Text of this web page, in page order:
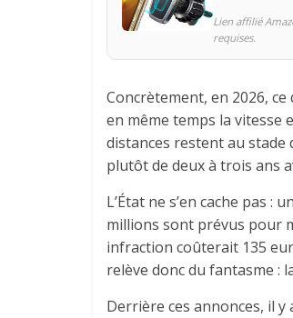
Lien affilié
requises.
Concrètement, en 2026, ce
en même temps la vitesse
distances restent au stade
plutôt de deux à trois ans
L’État ne s’en cache pas :
millions sont prévus pour
infraction coûterait 135
relève donc du fantasme :
Derrière ces annonces, il y